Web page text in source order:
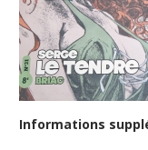
Informations